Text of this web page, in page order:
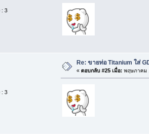
: 3
: 3
Re: ขายท่อ Titanium ใส่
« ตอบกลับ #25 เมื่อ: พฤษภาคม